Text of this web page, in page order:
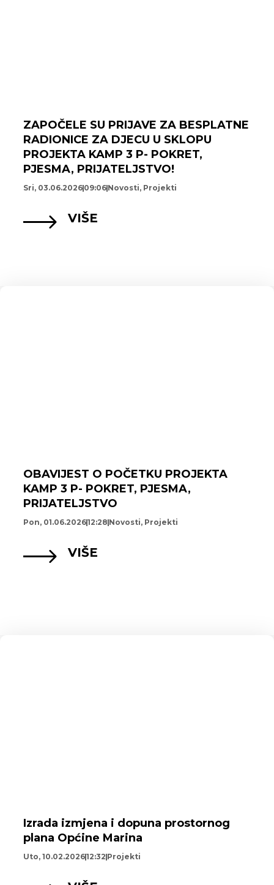
ZAPOČELE SU PRIJAVE ZA BESPLATNE
RADIONICE ZA DJECU U SKLOPU
PROJEKTA KAMP 3 P- POKRET,
PJESMA, PRIJATELJSTVO!
Sri, 03.06.2026 09:06 Novosti, Projekti
VIŠE
OBAVIJEST O POČETKU PROJEKTA
KAMP 3 P- POKRET, PJESMA,
PRIJATELJSTVO
Pon, 01.06.202612:28 Novosti, Projekti
VIŠE
Izrada izmjena i dopuna prostornog
plana Općine Marina
Uto, 10.02.202612:32 Projekti